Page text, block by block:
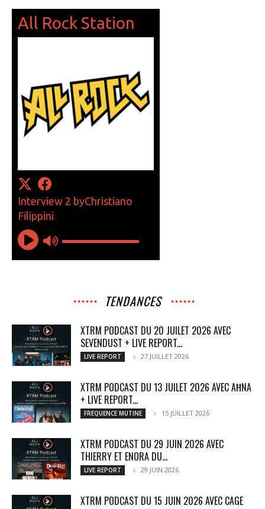
TENDANCES
XTRM PODCAST DU 20 JUILET 2026 AVEC
SEVENDUST + LIVE REPORT...
LIVE REPORT 27 JUILLET 2026
XTRM PODCAST DU 13 JUILET 2026 AVEC AĦNA
+ LIVE REPORT...
FREQUENCE MUTINE 15 JUILLET 2026
XTRM PODCAST DU 29 JUIN 2026 AVEC
THIERRY ET ENORA DU...
LIVE REPORT 29 JUIN 2026
XTRM PODCAST DU 15 JUIN 2026 AVEC CAGE